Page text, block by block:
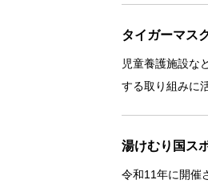
タイガーマス
児童養護施設な
する取り組みに
湯けむり国ス
令和11年に開催